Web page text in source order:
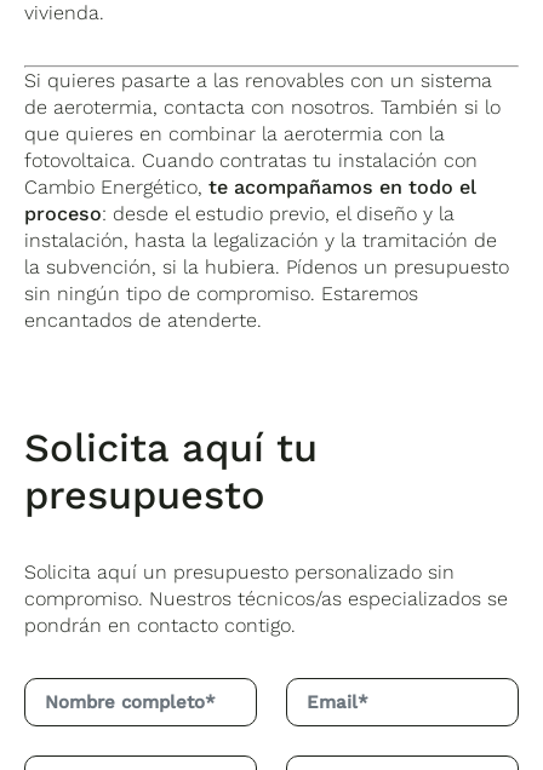
vivienda.
Si quieres pasarte a las renovables con un sistema
de aerotermia, contacta con nosotros. También si lo
que quieres en combinar la aerotermia con la
fotovoltaica. Cuando contratas tu instalación con
Cambio Energético,te acompañamos en todo el
proceso: desde el estudio previo, el diseño y la
instalación, hasta la legalización y la tramitación de
la subvención, si la hubiera. Pídenos un presupuesto
sin ningún tipo de compromiso. Estaremos
encantados de atenderte.
Solicita aquí tu
presupuesto
Solicita aquí un presupuesto personalizado sin
compromiso. Nuestros técnicos/as especializados se
pondrán en contacto contigo.